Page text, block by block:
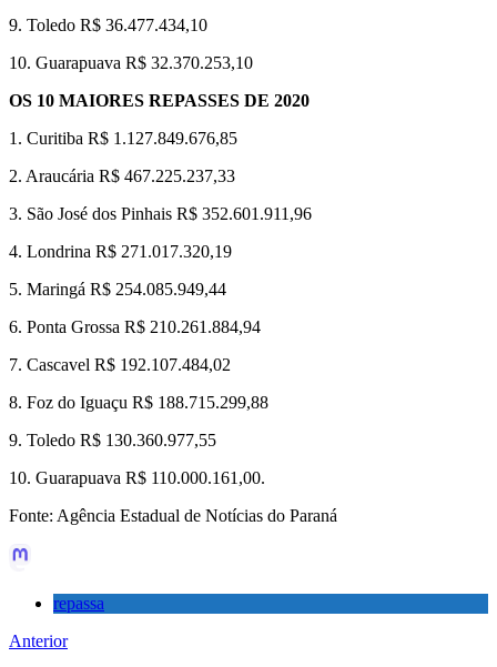
9. Toledo R$ 36.477.434,10
10. Guarapuava R$ 32.370.253,10
OS 10 MAIORES REPASSES DE 2020
1. Curitiba R$ 1.127.849.676,85
2. Araucária R$ 467.225.237,33
3. São José dos Pinhais R$ 352.601.911,96
4. Londrina R$ 271.017.320,19
5. Maringá R$ 254.085.949,44
6. Ponta Grossa R$ 210.261.884,94
7. Cascavel R$ 192.107.484,02
8. Foz do Iguaçu R$ 188.715.299,88
9. Toledo R$ 130.360.977,55
10. Guarapuava R$ 110.000.161,00.
Fonte: Agência Estadual de Notícias do Paraná
repassa
Anterior